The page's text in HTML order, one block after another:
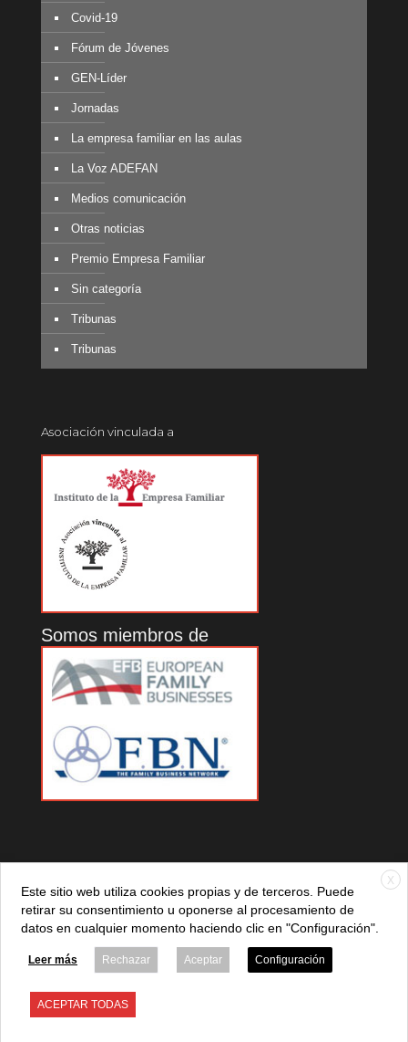
Covid-19
Fórum de Jóvenes
GEN-Líder
Jornadas
La empresa familiar en las aulas
La Voz ADEFAN
Medios comunicación
Otras noticias
Premio Empresa Familiar
Sin categoría
Tribunas
Tribunas
Asociación vinculada a
Somos miembros de
© 2021 ADEFAN. Todos los derechos reservados. 621 236
881 |Política de privacidad|Aviso legal |Política de cookies
X
Este sitio web utiliza cookies propias y de terceros. Puede
retirar su consentimiento u oponerse al procesamiento de
datos en cualquier momento haciendo clic en "Configuración".
Leer más Rechazar Aceptar Configuración
ACEPTAR TODAS